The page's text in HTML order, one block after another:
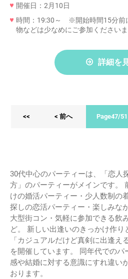
開催日：2月10日
時間：19:30～ ※開始時間15分前
物などは少なめにご参加ください
詳細を
Page47/51
<< < 前へ
30代中心のパーティーは、「恋人
方」のパーティーがメインです。
けの婚活パーティー・少人数制の
探しの恋活パーティー・楽しみな
大型街コン・気軽に参加できる飲
ど。 新しい出逢いのきっかけ作り
「カジュアルだけど真剣に出逢え
を開催しています。 同年代での
感や結婚に対する意識にすれ違い
おります。